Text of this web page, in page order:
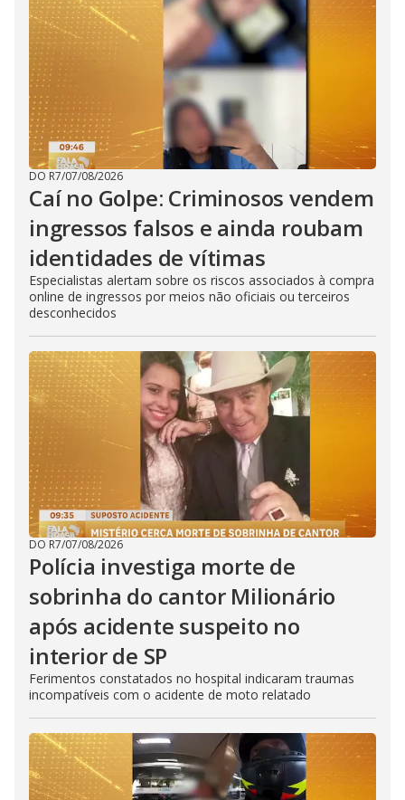
DO R7/07/08/2026
Caí no Golpe: Criminosos vendem
ingressos falsos e ainda roubam
identidades de vítimas
Especialistas alertam sobre os riscos associados à compra
online de ingressos por meios não oficiais ou terceiros
desconhecidos
DO R7/07/08/2026
Polícia investiga morte de
sobrinha do cantor Milionário
após acidente suspeito no
interior de SP
Ferimentos constatados no hospital indicaram traumas
incompatíveis com o acidente de moto relatado